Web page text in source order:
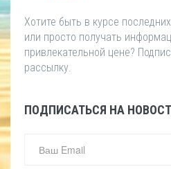
Хотите быть в курсе
или просто получать
привлекательной цене?
рассылку.
ПОДПИСАТЬСЯ НА